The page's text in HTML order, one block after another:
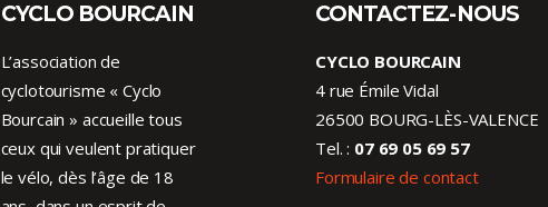
CYCLO BOURCAIN
L’association de
cyclotourisme « Cyclo
Bourcain » accueille tous
ceux qui veulent pratiquer
le vélo, dès l’âge de 18
CONTACTEZ-NOUS
CYCLO BOURCAIN
4 rue Émile Vidal
26500 BOURG-LÈS-VALENCE
Tel. : 07 69 05 69 57
Formulaire de contact